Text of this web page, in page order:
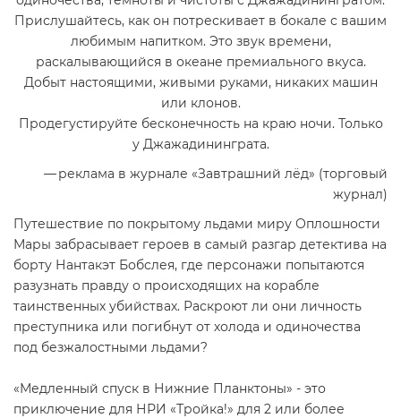
Прислушайтесь, как он потрескивает в бокале с вашим
любимым напитком. Это звук времени,
раскалывающийся в океане премиального вкуса.
Добыт настоящими, живыми руками, никаких машин
или клонов.
Продегустируйте бесконечность на краю ночи. Только
у Джажадининграта.
— реклама в журнале «Завтрашний лёд» (торговый
журнал)
Путешествие по покрытому льдами миру Оплошности
Мары забрасывает героев в самый разгар детектива на
борту Нантакэт Бобслея, где персонажи попытаются
разузнать правду о происходящих на корабле
таинственных убийствах. Раскроют ли они личность
преступника или погибнут от холода и одиночества
под безжалостными льдами?
«Медленный спуск в Нижние Планктоны» - это
приключение для НРИ «Тройка!» для 2 или более